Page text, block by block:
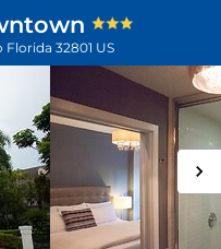
Florida 32801 US